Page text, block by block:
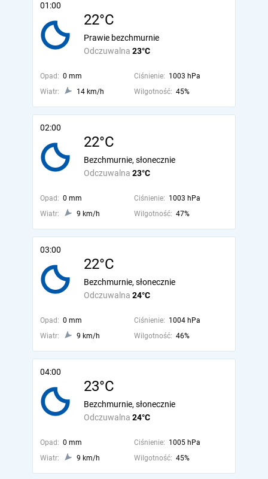
01:00
22°C
Odczuwalna 23°C
Prawie bezchmurnie
Opad: 0 mm Ciśnienie: 1003 hPa
Wiatr:
14 km/h Wilgotność: 45%
02:00
22°C
Odczuwalna 23°C
Bezchmurnie, słonecznie
Opad: 0 mm Ciśnienie: 1003 hPa
Wiatr:
9 km/h Wilgotność: 47%
03:00
22°C
Odczuwalna 24°C
Bezchmurnie, słonecznie
Opad: 0 mm Ciśnienie: 1004 hPa
Wiatr:
9 km/h Wilgotność: 46%
04:00
23°C
Odczuwalna 24°C
Bezchmurnie, słonecznie
Opad: 0 mm Ciśnienie: 1005 hPa
Wiatr:
9 km/h Wilgotność: 45%